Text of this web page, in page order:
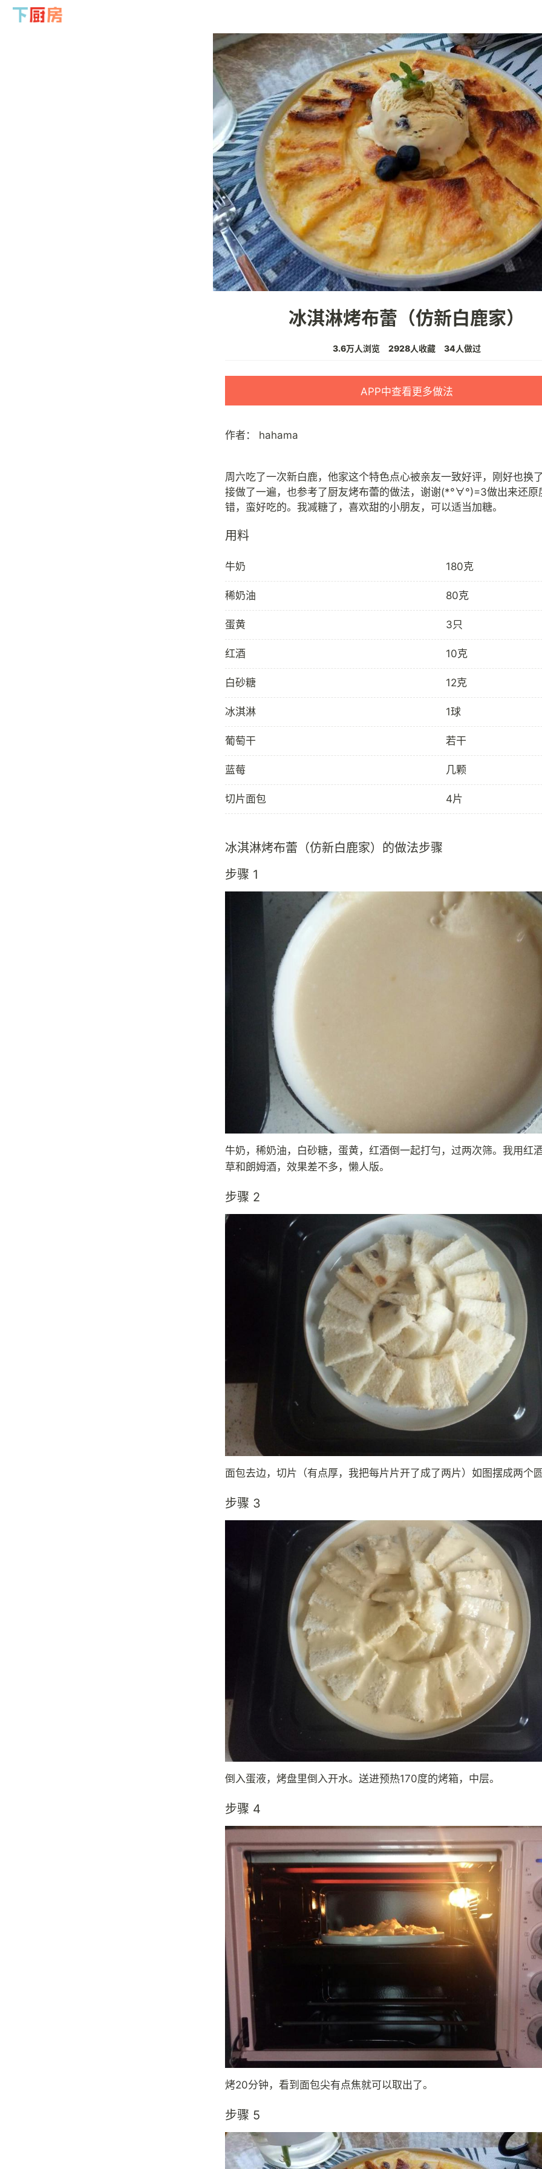
冰淇淋烤布蕾（仿新白鹿家）
3.6万人浏览 2928人收藏 34人做过
APP中查看更多做法
作者： hahama
周六吃了一次新白鹿，他家这个特色点心被亲友一致好评，刚好也换
接做了一遍，也参考了厨友烤布蕾的做法，谢谢(*°∀°)=3做出来还原
用料
牛奶 180克
稀奶油 80克
蛋黄 3只
红酒 10克
白砂糖 12克
冰淇淋 1球
葡萄干 若干
蓝莓 几颗
切片面包 4片
冰淇淋烤布蕾（仿新白鹿家）的做法步骤
步骤 1
牛奶，稀奶油，白砂糖，蛋黄，红酒倒一起打勻，过两次筛。我用红
草和朗姆酒，效果差不多，懒人版。
步骤 2
面包去边，切片（有点厚，我把每片片开了成了两片）如图摆成两个
步骤 3
倒入蛋液，烤盘里倒入开水。送进预热170度的烤箱，中层。
步骤 4
烤20分钟，看到面包尖有点焦就可以取出了。
步骤 5